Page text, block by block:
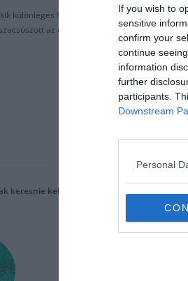
If you wish to
sensitive
confirm your
continue
information
further
participants.
Downstream
Personal
különleges fekete mezt viseltek a klub
az egyik kieső helyre.
keresnie kell 200 millió eurót